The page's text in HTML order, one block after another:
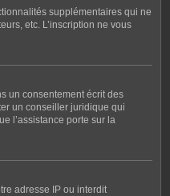
supplémentaires qui ne
etc. L’inscription ne vous
un consentement écrit des
un conseiller juridique qui
l’assistance porte sur la
adresse IP ou interdit